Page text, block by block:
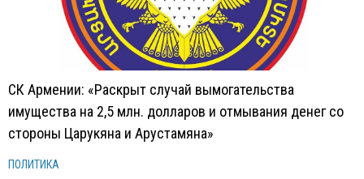
СК Армении: «Раскрыт случай вымогательства
имущества на 2,5 млн. долларов и отмывания денег со
стороны Царукяна и Арустамяна»
ПОЛИТИКА